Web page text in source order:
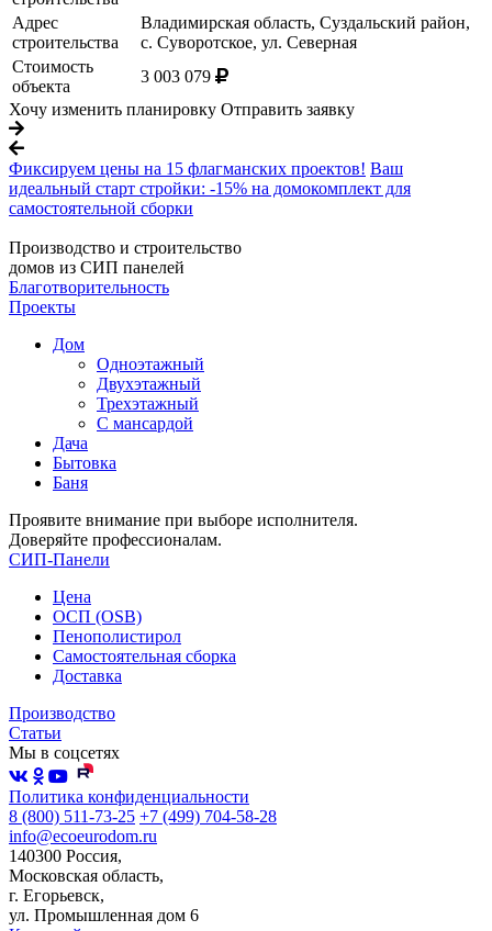
Адрес
строительства
Владимирская область, Суздальский район,
с. Суворотское, ул. Северная
Стоимость
объекта
3 003 079
Хочу изменить планировку Отправить заявку
Фиксируем цены на 15 флагманских проектов! Ваш
идеальный старт стройки: -15% на домокомплект для
самостоятельной сборки
Производство и строительство
домов из СИП панелей
Благотворительность
Проекты
Дом
Одноэтажный
Двухэтажный
Трехэтажный
С мансардой
Дача
Бытовка
Баня
Проявите внимание при выборе исполнителя.
Доверяйте профессионалам.
СИП-Панели
Цена
ОСП (OSB)
Пенополистирол
Самостоятельная сборка
Доставка
Производство
Статьи
Мы в соцсетях
Политика конфиденциальности
8 (800) 511-73-25 +7 (499) 704-58-28
info@ecoeurodom.ru
140300 Россия,
Московская область,
г. Егорьевск,
ул. Промышленная дом 6